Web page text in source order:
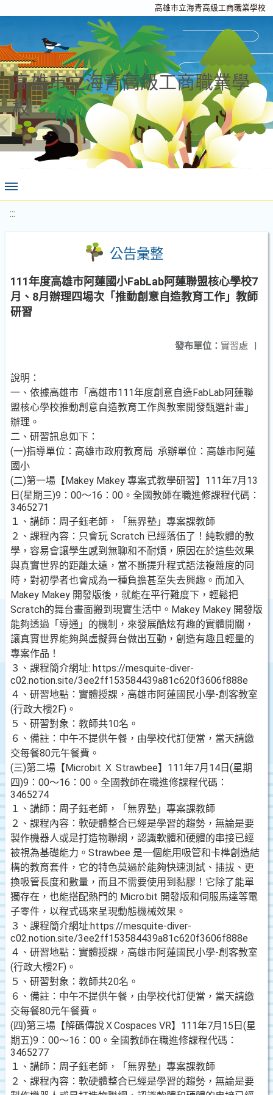
高雄市立海青高級工商職業學校
高雄市立海青高級工商職業學
校
:::
公告彙整
111年度高雄市阿蓮國小FabLab阿蓮聯盟核心學校7
月、8月辦理四場次「推動創意自造教育工作」教師
研習
發布單位： 實習處 |
說明：
一、依據高雄市「高雄市111年度創意自造FabLab阿蓮聯
盟核心學校推動創意自造教育工作與教案開發甄選計畫」
辦理。
二、研習訊息如下：
(一)指導單位：高雄市政府教育局 承辦單位：高雄市阿蓮
國小
(二)第一場【Makey Makey 專案式教學研習】111年7月13
日(星期三)9：00～16：00。全國教師在職進修課程代碼：
3465271
１、講師：周子鈺老師，「無界塾」專案課教師
２、課程內容：只會玩 Scratch 已經落伍了！純軟體的教
學，容易會讓學生感到無聊和不耐煩，原因在於這些效果
與真實世界的距離太遠，當不斷提升程式語法複雜度的同
時，對初學者也會成為一種負擔甚至失去興趣。而加入
Makey Makey 開發版後，就能在平行難度下，輕鬆把
Scratch的舞台畫面搬到現實生活中。Makey Makey 開發版
能夠透過「導通」的機制，來發展酷炫有趣的實體開關，
讓真實世界能夠與虛擬舞台做出互動，創造有趣且輕量的
專案作品！
３、課程簡介網址: https://mesquite-diver-
c02.notion.site/3ee2ff153584439a81c620f3606f888e
４、研習地點：實體授課，高雄市阿蓮國民小學-創客教室
(行政大樓2F)。
５、研習對象：教師共10名。
６、備註：中午不提供午餐，由學校代訂便當，當天請繳
交每餐80元午餐費。
(三)第二場【Microbit Ｘ Strawbee】111年7月14日(星期
四)9：00～16：00。全國教師在職進修課程代碼：
3465274
１、講師：周子鈺老師，「無界塾」專案課教師
２、課程內容：軟硬體整合已經是學習的趨勢，無論是要
製作機器人或是打造物聯網，認識軟體和硬體的串接已經
被視為基礎能力。Strawbee 是一個能用吸管和卡榫創造結
構的教育套件，它的特色莫過於能夠快速測試、插拔、更
換吸管長度和數量，而且不需要使用到黏膠！它除了能單
獨存在，也能搭配熱門的 Micro:bit 開發版和伺服馬達等電
子零件，以程式碼來呈現動態機械效果。
３、課程簡介網址:https://mesquite-diver-
c02.notion.site/3ee2ff153584439a81c620f3606f888e
４、研習地點：實體授課，高雄市阿蓮國民小學-創客教室
(行政大樓2F)。
５、研習對象：教師共20名。
６、備註：中午不提供午餐，由學校代訂便當，當天請繳
交每餐80元午餐費。
(四)第三場【解碼傳說ＸCospaces VR】111年7月15日(星
期五)9：00～16：00。全國教師在職進修課程代碼：
3465277
１、講師：周子鈺老師，「無界塾」專案課教師
２、課程內容：軟硬體整合已經是學習的趨勢，無論是要